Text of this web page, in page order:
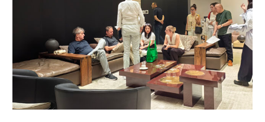
Upholstered bed